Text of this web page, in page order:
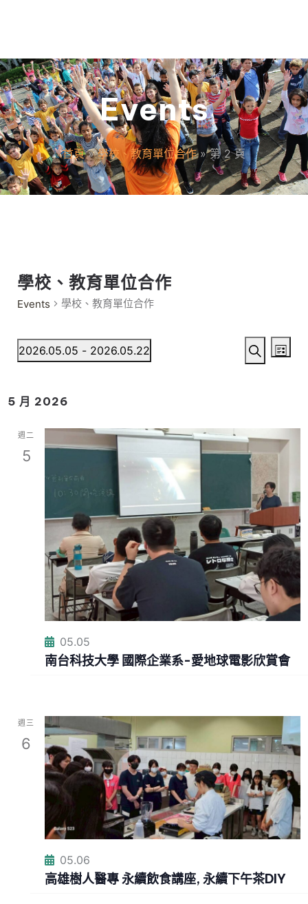
Events
首頁»學校、教育單位合作»第 2 頁
學校、教育單位合作
Events 學校、教育單位合作
E
n
t
s
S
e
a
r
h
a
n
d
V
i
S
h
E
n
t
i
e
w
s
N
v
g
a
t
i
o
L
2026.05.05 - 2026.05.22
l
e
5 月 2026
週二
5
南台科技大學 國際企業系-愛地球電影欣賞會
05.05
週三
6
高雄樹人醫專 永續飲食講座, 永續下午茶DIY
05.06